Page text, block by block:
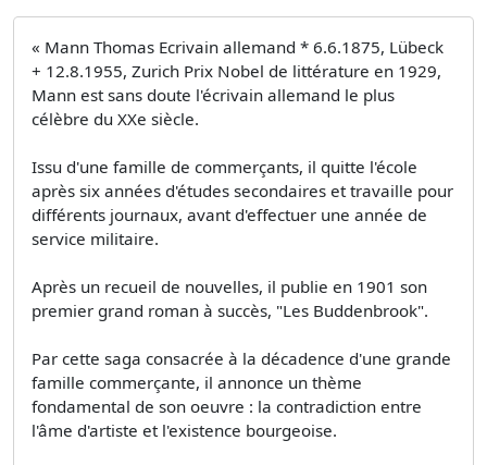
« Mann Thomas Ecrivain allemand * 6.6.1875, Lübeck
+ 12.8.1955, Zurich Prix Nobel de littérature en 1929,
Mann est sans doute l'écrivain allemand le plus
célèbre du XXe siècle.
Issu d'une famille de commerçants, il quitte l'école
après six années d'études secondaires et travaille pour
différents journaux, avant d'effectuer une année de
service militaire.
Après un recueil de nouvelles, il publie en 1901 son
premier grand roman à succès, "Les Buddenbrook".
Par cette saga consacrée à la décadence d'une grande
famille commerçante, il annonce un thème
fondamental de son oeuvre : la contradiction entre
l'âme d'artiste et l'existence bourgeoise.